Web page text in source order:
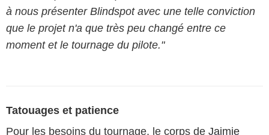
à nous présenter Blindspot avec une telle conviction
que le projet n'a que très peu changé entre ce
moment et le tournage du pilote."
Tatouages et patience
Pour les besoins du tournage, le corps de Jaimie